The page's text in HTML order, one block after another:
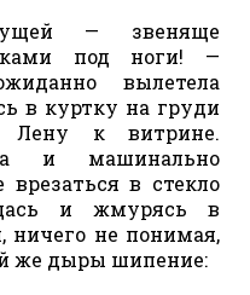
— звеняще
под ноги! —
вылетела
в куртку на груди
Лену к витрине.
и машинально
врезаться в стекло
и жмурясь в
не понимая,
же дыры шипение: